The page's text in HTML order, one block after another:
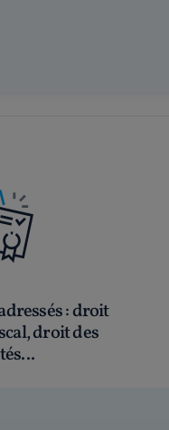
: droit
droit des